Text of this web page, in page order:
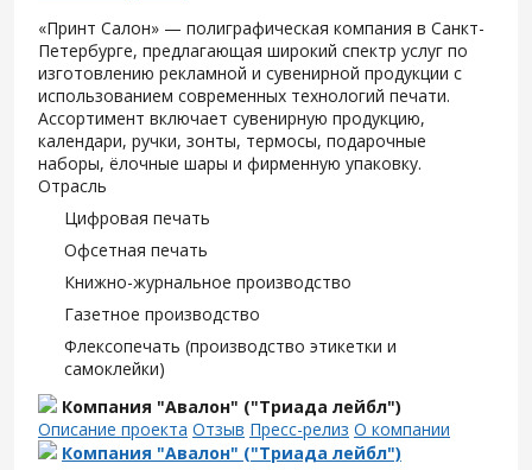
«Принт Салон» — полиграфическая компания в Санкт-
Петербурге, предлагающая широкий спектр услуг по
изготовлению рекламной и сувенирной продукции с
использованием современных технологий печати.
Ассортимент включает сувенирную продукцию,
календари, ручки, зонты, термосы, подарочные
наборы, ёлочные шары и фирменную упаковку.
Отрасль
Цифровая печать
Офсетная печать
Книжно-журнальное производство
Газетное производство
Флексопечать (производство этикетки и
самоклейки)
Компания "Авалон" ("Триада лейбл")
Описание проекта Отзыв Пресс-релиз О компании
Компания "Авалон" ("Триада лейбл")